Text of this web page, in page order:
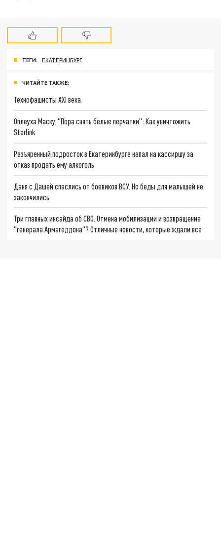
ТЕГИ: ЕКАТЕРИНБУРГ
ЧИТАЙТЕ ТАКЖЕ:
Технофашисты XXI века
Оплеуха Маску. "Пора снять белые перчатки": Как уничтожить
Starlink
Разъяренный подросток в Екатеринбурге напал на кассиршу за
отказ продать ему алкоголь
Даня с Дашей спаслись от боевиков ВСУ. Но беды для малышей не
закончились
Три главных инсайда об СВО. Отмена мобилизации и возвращение
"генерала Армагеддона"? Отличные новости, которые ждали все